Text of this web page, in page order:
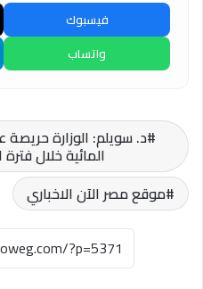
فيسبوك
واتساب
د. سويلم: الوزارة حريصة
المائية خلال
موقع مصر الآن الاخباري